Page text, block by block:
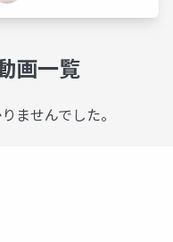
画一覧
ませんでした。